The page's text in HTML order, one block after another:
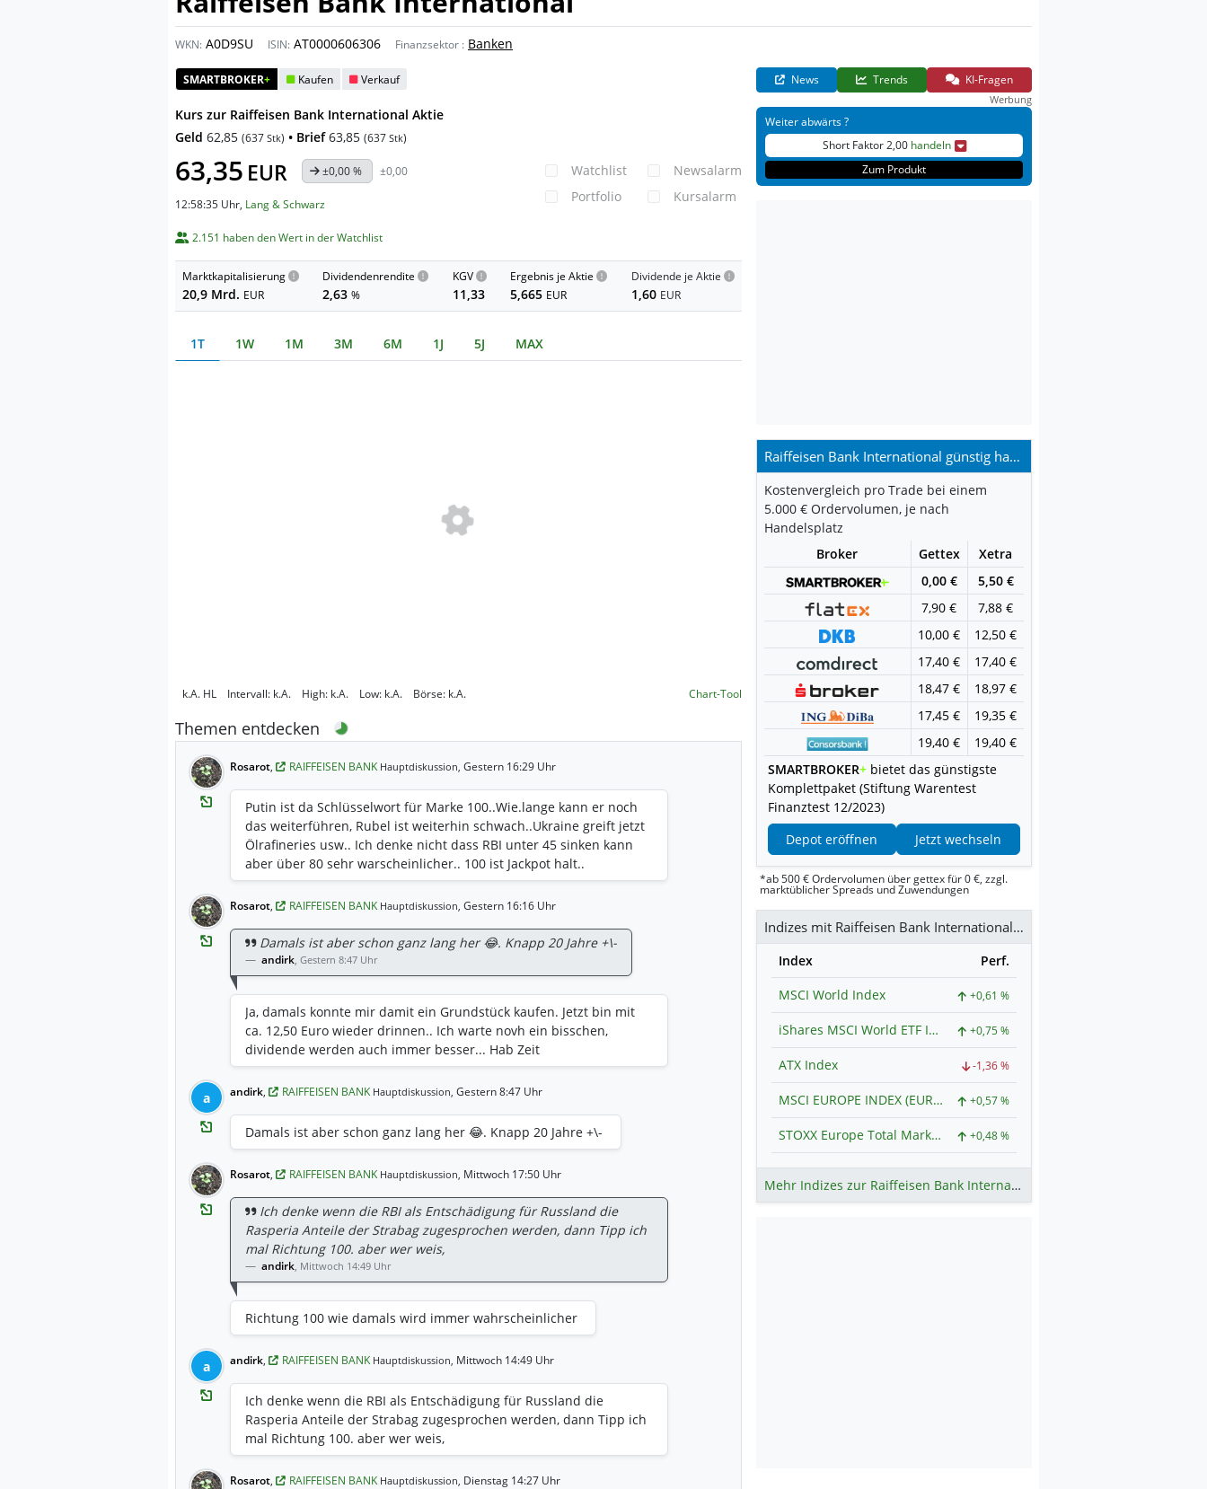
WKN: A0D9SU ISIN: AT0000606306 Finanzsektor : Banken
SMARTBROKER+ Kaufen Verkauf
Kurs zur Raiffeisen Bank International Aktie
Geld 62,85 (637 Stk) • Brief 63,85 (637 Stk)
63,35 EUR ±0,00 % ±0,00
12:58:35 Uhr, Lang & Schwarz
Watchlist
Portfolio
Newsalarm
Kursalarm
2.151 haben den Wert in der Watchlist
Marktkapitalisierung
20,9 Mrd. EUR
Dividendenrendite
2,63%
KGV
11,33
Ergebnis je Aktie
5,665 EUR
Dividende je Aktie
1,60 EUR
1T 1W 1M 3M 6M 1J 5J MAX
k.A. HL Intervall: k.A. High: k.A. Low: k.A. Börse: k.A. Chart-Tool
Themen entdecken
Rosarot, RAIFFEISEN BANK Hauptdiskussion, Gestern 16:29 Uhr
Putin ist da Schlüsselwort für Marke 100..Wie.lange kann er noch
das weiterführen, Rubel ist weiterhin schwach..Ukraine greift jetzt
Ölrafineries usw.. Ich denke nicht dass RBI unter 45 sinken kann
aber über 80 sehr warscheinlicher.. 100 ist Jackpot halt..
Rosarot, RAIFFEISEN BANK Hauptdiskussion, Gestern 16:16 Uhr
Damals ist aber schon ganz lang her 😂. Knapp 20 Jahre +\-
andirk, Gestern 8:47 Uhr
Ja, damals konnte mir damit ein Grundstück kaufen. Jetzt bin mit
ca. 12,50 Euro wieder drinnen.. Ich warte novh ein bisschen,
dividende werden auch immer besser... Hab Zeit
a andirk, RAIFFEISEN BANK Hauptdiskussion, Gestern 8:47 Uhr
Damals ist aber schon ganz lang her 😂. Knapp 20 Jahre +\-
Rosarot, RAIFFEISEN BANK Hauptdiskussion, Mittwoch 17:50 Uhr
Ich denke wenn die RBI als Entschädigung für Russland die
Rasperia Anteile der Strabag zugesprochen werden, dann Tipp ich
mal Richtung 100. aber wer weis,
andirk, Mittwoch 14:49 Uhr
Richtung 100 wie damals wird immer wahrscheinlicher
a andirk, RAIFFEISEN BANK Hauptdiskussion, Mittwoch 14:49 Uhr
Ich denke wenn die RBI als Entschädigung für Russland die
Rasperia Anteile der Strabag zugesprochen werden, dann Tipp ich
mal Richtung 100. aber wer weis,
Rosarot, RAIFFEISEN BANK Hauptdiskussion, Dienstag 14:27 Uhr
News Trends KI-Fragen
Werbung
Weiter abwärts ?
Short Faktor 2,00 handeln
Zum Produkt
Raiffeisen Bank International günstig handeln
Kostenvergleich pro Trade bei einem
5.000 € Ordervolumen, je nach
Handelsplatz
Broker
Gettex
Xetra
0,00 €
5,50 €
7,90 €
7,88 €
10,00 €
12,50 €
17,40 €
17,40 €
18,47 €
18,97 €
17,45 €
19,35 €
19,40 €
19,40 €
SMARTBROKER+bietet das günstigste
Komplettpaket (Stiftung Warentest
Finanztest 12/2023)
Depot eröffnen
Jetzt wechseln
*ab 500 € Ordervolumen über gettex für 0 €, zzgl.
marktüblicher Spreads und Zuwendungen
Indizes mit Raiffeisen Bank International Aktie
Index
Perf.
MSCI World Index
+0,61 %
iShares MSCI World ETF Index +0,75 %
ATX Index -1,36 %
MSCI EUROPE INDEX (EUR) (Net Total Return) Index +0,57 %
STOXX Europe Total Market USD (Net Return) Index +0,48 %
Mehr Indizes zur Raiffeisen Bank International Aktie